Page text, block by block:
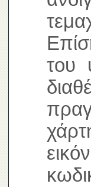
του